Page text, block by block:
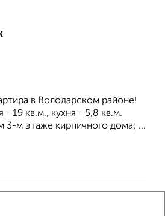
в Володарском районе!
19 кв.м., кухня - 5,8 кв.м.
3-м этаже кирпичного дома; ...